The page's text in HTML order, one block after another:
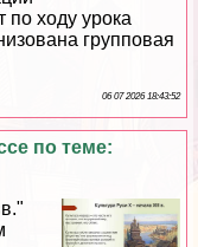
по ходу урока
групповая
06 07 2026 18:43:52
по теме: